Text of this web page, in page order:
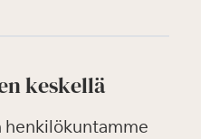
keskellä